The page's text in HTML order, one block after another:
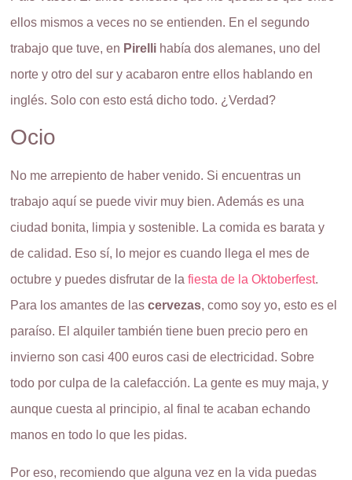
ellos mismos a veces no se entienden. En el segundo
trabajo que tuve, en Pirelli había dos alemanes, uno del
norte y otro del sur y acabaron entre ellos hablando en
inglés. Solo con esto está dicho todo. ¿Verdad?
Ocio
No me arrepiento de haber venido. Si encuentras un
trabajo aquí se puede vivir muy bien. Además es una
ciudad bonita, limpia y sostenible. La comida es barata y
de calidad. Eso sí, lo mejor es cuando llega el mes de
octubre y puedes disfrutar de lafiesta de la Oktoberfest.
Para los amantes de lascervezas, como soy yo, esto es el
paraíso. El alquiler también tiene buen precio pero en
invierno son casi 400 euros casi de electricidad. Sobre
todo por culpa de la calefacción. La gente es muy maja, y
aunque cuesta al principio, al final te acaban echando
manos en todo lo que les pidas.
Por eso, recomiendo que alguna vez en la vida puedas